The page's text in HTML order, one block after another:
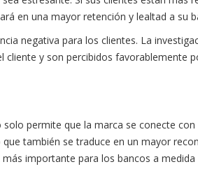
en una mayor retención y lealtad a su
negativa para los clientes. La
y son percibidos favorablemente
permite que la marca se conecte con
también se traduce en un mayor
importante para los bancos a